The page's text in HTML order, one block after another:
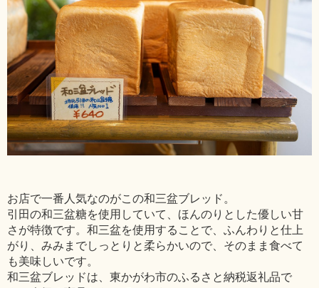
お店で一番人気なのがこの和三盆ブレッド。
引田の和三盆糖を使用していて、ほんのりとした優しい甘
さが特徴です。和三盆を使用することで、ふんわりと仕上
がり、みみまでしっとりと柔らかいので、そのまま食べて
も美味しいです。
和三盆ブレッドは、東かがわ市のふるさと納税返礼品で